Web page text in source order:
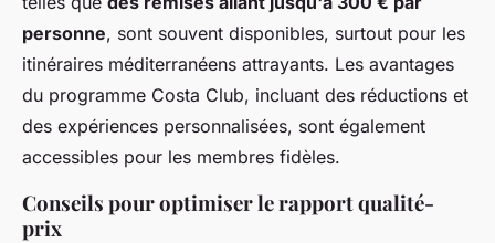
personne, sont souvent disponibles, surtout pour les
itinéraires méditerranéens attrayants. Les avantages
du programme Costa Club, incluant des réductions et
des expériences personnalisées, sont également
accessibles pour les membres fidèles.
Conseils pour optimiser le rapport qualité-
prix